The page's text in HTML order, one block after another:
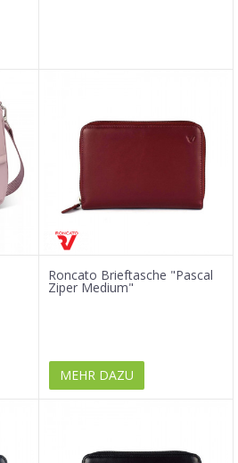
Roncato Brieftasche "Pascal
Ziper Medium"
MEHR DAZU